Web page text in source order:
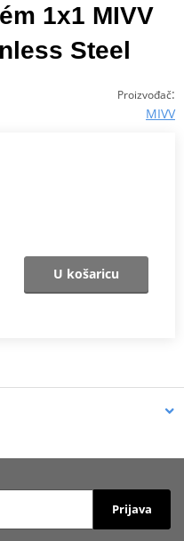
1x1 MIVV
Steel
Proizvođač:
MIVV
U košaricu
Prijava